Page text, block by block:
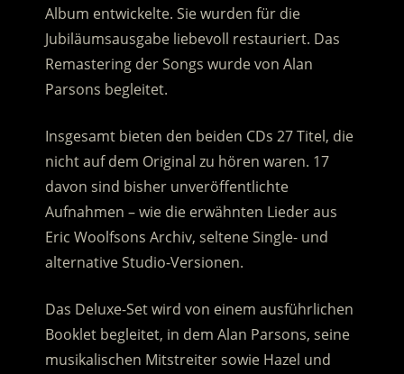
Album entwickelte. Sie wurden für die
Jubiläumsausgabe liebevoll restauriert. Das
Remastering der Songs wurde von Alan
Parsons begleitet.
Insgesamt bieten den beiden CDs 27 Titel, die
nicht auf dem Original zu hören waren. 17
davon sind bisher unveröffentlichte
Aufnahmen – wie die erwähnten Lieder aus
Eric Woolfsons Archiv, seltene Single- und
alternative Studio-Versionen.
Das Deluxe-Set wird von einem ausführlichen
Booklet begleitet, in dem Alan Parsons, seine
musikalischen Mitstreiter sowie Hazel und